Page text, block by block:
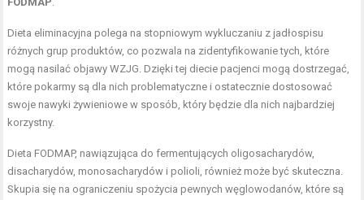
Dieta eliminacyjna polega na stopniowym wykluczaniu z jadłospisu
różnych grup produktów, co pozwala na zidentyfikowanie tych, które
mogą nasilać objawy WZJG. Dzięki tej diecie pacjenci mogą dostrzegać,
które pokarmy są dla nich problematyczne i ostatecznie dostosować
swoje nawyki żywieniowe w sposób, który będzie dla nich najbardziej
korzystny.
Dieta FODMAP, nawiązująca do fermentujących oligosacharydów,
disacharydów, monosacharydów i polioli, również może być skuteczna.
Skupia się na ograniczeniu spożycia pewnych węglowodanów, które są